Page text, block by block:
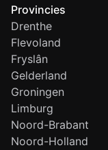
Provincies
Drenthe
Flevoland
Fryslân
Gelderland
Groningen
Limburg
Noord-Brabant
Noord-Holland